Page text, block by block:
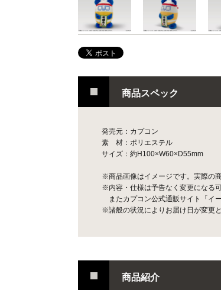
商品スペック
発売元：カプコン
素 材：ポリエステル
サイズ：約H100×W60×D55mm
※商品画像はイメージです。実際の
※内容・仕様は予告なく変更になる
またカプコン公式通販サイト「イ
※諸般の状況によりお届け日が変更
商品紹介